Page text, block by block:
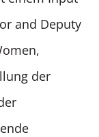
and Deputy
der